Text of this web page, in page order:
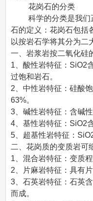
花岗石的分类
科学的分类是我们
石的定义：花岗石包括
以按岩石学将其分为二
一、岩浆岩按二氧化硅
1、酸性岩特征：SiO2
过饱和岩石。
2、中性岩特征：硅酸
63%。
3、碱性岩特征：含碱
4、基性岩特征：SiO2
5、超基性岩特征：
二、花岗质的变质岩可
1、混合岩特征：变质程
2、片麻岩特征：具有
3、石英岩特征：石英
而成。